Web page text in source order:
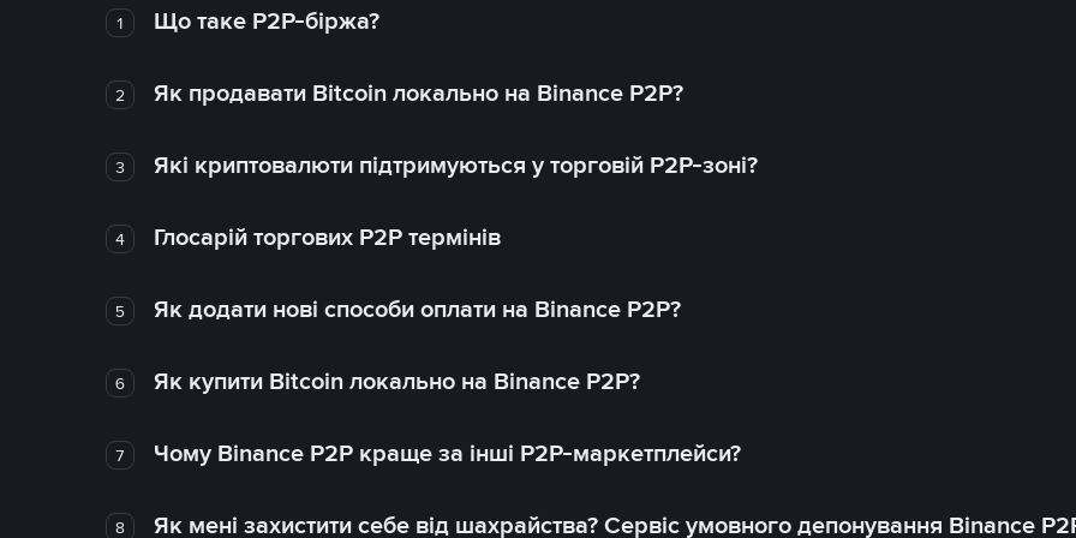
1 Що таке P2P-біржа?
2 Як продавати Bitcoin локально на Binance P2P?
3 Які криптовалюти підтримуються у торговій P2P-зоні?
4 Глосарій торгових P2P термінів
5 Як додати нові способи оплати на Binance P2P?
6 Як купити Bitcoin локально на Binance P2P?
7 Чому Binance P2P краще за інші P2P-маркетплейси?
8 Як мені захистити себе від шахрайства? Сервіс умовного депонування Binance